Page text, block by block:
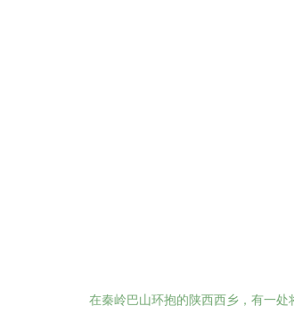
在秦岭巴山环抱的陕西西乡，有一